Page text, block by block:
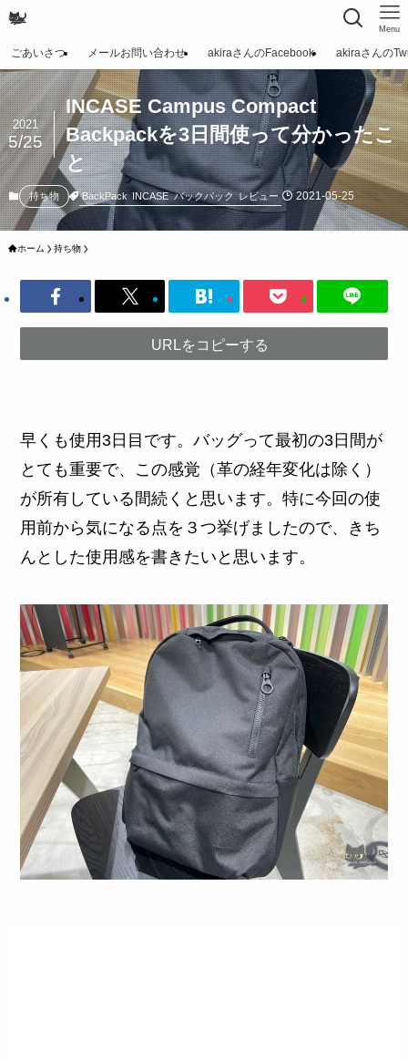
Menu
ごあいさつ メールお問い合わせ akiraさんのFacebook akiraさんの
INCASE Campus Compact
Backpackを3日間使って分かったこ
と
2021
5/25
持ち物 BackPack INCASE バックパック レビュー 2021-05-25
ホーム 持ち物
URLをコピーする
早くも使用3日目です。バッグって最初の3日間が
とても重要で、この感覚（革の経年変化は除く）
が所有している間続くと思います。特に今回の使
用前から気になる点を３つ挙げましたので、きち
んとした使用感を書きたいと思います。